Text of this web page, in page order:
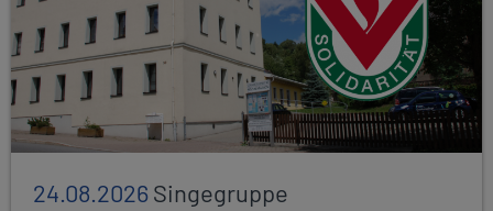
24.08.2026Singegruppe